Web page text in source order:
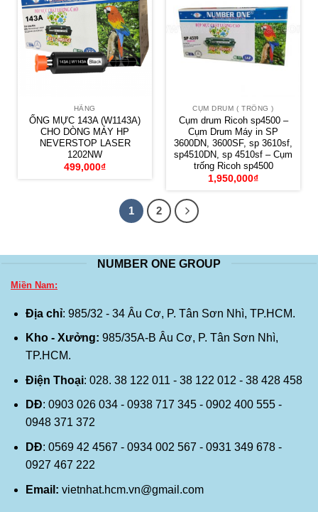
HÃNG
ỐNG MỰC 143A (W1143A)
CHO DÒNG MÁY HP
NEVERSTOP LASER
1202NW
499,000₫
CỤM DRUM ( TRỐNG )
Cụm drum Ricoh sp4500 –
Cụm Drum Máy in SP
3600DN, 3600SF, sp 3610sf,
sp4510DN, sp 4510sf – Cụm
trống Ricoh sp4500
1,950,000₫
1 2
NUMBER ONE GROUP
Miền Nam:
Địa chỉ: 985/32 - 34 Âu Cơ, P. Tân Sơn Nhì, TP.HCM.
Kho - Xưởng: 985/35A-B Âu Cơ, P. Tân Sơn Nhì,
TP.HCM.
Điện Thoại: 028. 38 122 011 - 38 122 012 - 38 428 458
DĐ: 0903 026 034 - 0938 717 345 - 0902 400 555 -
0948 371 372
DĐ: 0569 42 4567 - 0934 002 567 - 0931 349 678 -
0927 467 222
Email: vietnhat.hcm.vn@gmail.com